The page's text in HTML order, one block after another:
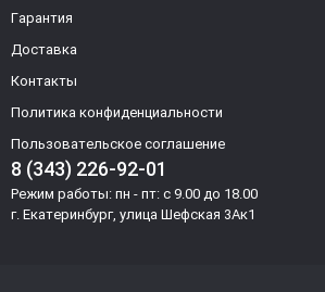
Гарантия
Доставка
Контакты
Политика конфиденциальности
Пользовательское соглашение
8 (343) 226-92-01
Режим работы: пн - пт: с 9.00 до 18.00
г. Екатеринбург, улица Шефская 3Ак1